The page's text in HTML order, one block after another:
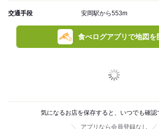
交通手段 安岡駅から553m
食べログアプリで地図を
気になるお店を保存すると、いつでも確認
アプリなら会員登録なし